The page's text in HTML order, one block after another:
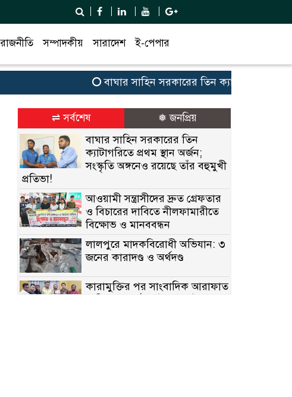
রাজনীতি সম্পাদকীয় সারাদেশ ই-পেপার
বাঘার সাহিন সরকারের তিন ক্যাটাগরিতে প্রথম
⇌ সর্বশেষ ❅ জনপ্রিয়
বাঘার সাহিন সরকারের তিন
ক্যাটাগরিতে প্রথম স্থান অর্জন;
সংস্কৃতি অঙ্গনেও রয়েছে তাঁর বহুমুখী
প্রতিভা!
আওয়ামী সন্ত্রাসীদের দ্রুত গ্রেফতার
ও বিচারের দাবিতে নীলফামারীতে
বিক্ষোভ ও মানববন্ধন
লালপুরে মাদকবিরোধী অভিযান: ৩
জনের কারাদণ্ড ও অর্থদণ্ড
কারামুক্তির পর সাংবাদিক আরাফাত